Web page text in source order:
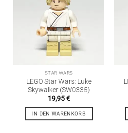
STAR WARS
LEGO Star Wars: Luke
Skywalker (SW0335)
19,95€
IN DEN WARENKORB